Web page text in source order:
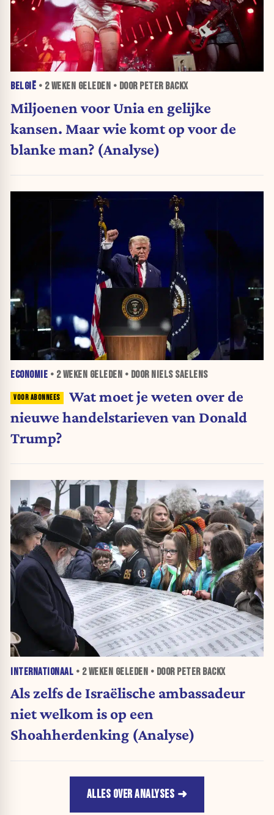
BELGIË • 2 WEKEN GELEDEN • DOOR PETER BACKX
Miljoenen voor Unia en gelijke
kansen. Maar wie komt op voor de
blanke man? (Analyse)
ECONOMIE • 2 WEKEN GELEDEN • DOOR NIELS SAELENS
Wat moet je weten over de
nieuwe handelstarieven van Donald
Trump?
INTERNATIONAAL • 2 WEKEN GELEDEN • DOOR PETER BACKX
Als zelfs de Israëlische ambassadeur
niet welkom is op een
Shoahherdenking (Analyse)
ALLES OVER ANALYSES